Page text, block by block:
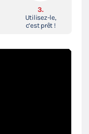
3.
Utilisez-le,
c’est prêt !